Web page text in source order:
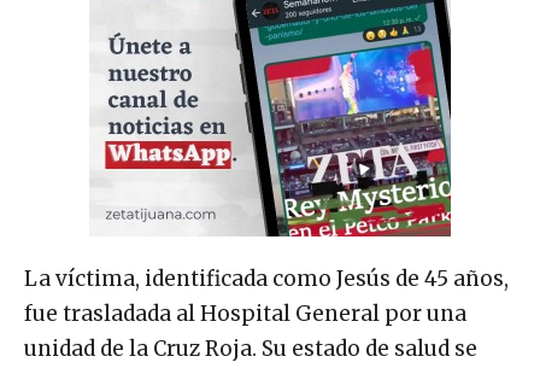
La víctima, identificada como Jesús de 45 años,
fue trasladada al Hospital General por una
unidad de la Cruz Roja. Su estado de salud se